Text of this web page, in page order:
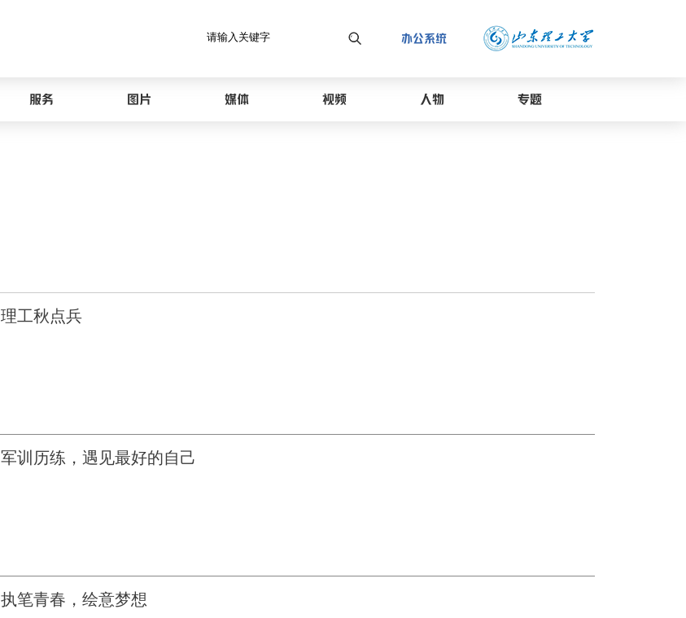
办公系统
服务 图片 媒体 视频 人物 专题
理工秋点兵
军训历练，遇见最好的自己
执笔青春，绘意梦想